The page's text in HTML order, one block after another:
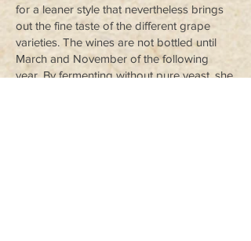
for a leaner style that nevertheless brings
out the fine taste of the different grape
varieties. The wines are not bottled until
March and November of the following
year. By fermenting without pure yeast, she